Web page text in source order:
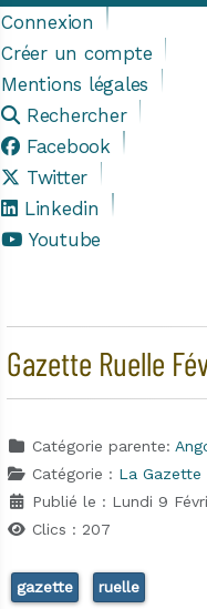
Connexion
Créer un compte
Mentions légales
Rechercher
Facebook
Twitter
Linkedin
Youtube
Gazette Ruelle
Catégorie parente:
Catégorie : La Gazette
Publié le : Lundi 9
Clics : 207
gazette ruelle